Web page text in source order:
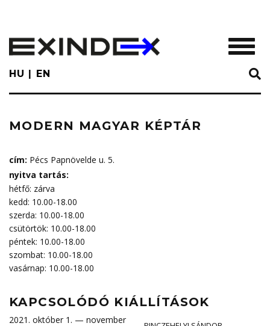
main
content
HU EN
MODERN MAGYAR KÉPTÁR
cím: Pécs Papnövelde u. 5.
nyitva tartás:
hétfő: zárva
kedd: 10.00-18.00
szerda: 10.00-18.00
csütörtök: 10.00-18.00
péntek: 10.00-18.00
szombat: 10.00-18.00
vasárnap: 10.00-18.00
KAPCSOLÓDÓ KIÁLLÍTÁSOK
2021. október 1. — november